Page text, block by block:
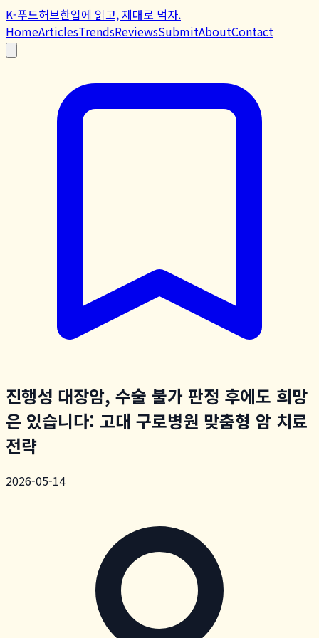
K-푸드허브한입에 읽고, 제대로 먹자.
HomeArticlesTrendsReviewsSubmitAboutContact
진행성 대장암, 수술 불가 판정 후에도 희망
은 있습니다: 고대 구로병원 맞춤형 암 치료
전략
2026-05-14